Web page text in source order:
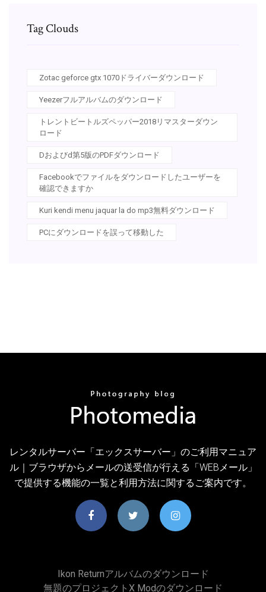
Tag Clouds
Zotac geforce gtx 1070ドライバーダウンロード
Yeezerフルアルバムのダウンロード
トレントビートルズペッパー2018リマスターダウン
ロード
Dおよびd第5版のPDFダウンロード
Facebookでファイルをダウンロードしたユーザーを
確認できますか
Kuri kendi menu jaquar la do mp3無料ダウンロード
PCにダウンロードを誤って移動した
レンタルサーバー「エックスサーバー」のご利用マニュア
ル｜ブラウザからメールの送受信が行える「WEBメール」
で提供する機能の一覧と利用方法に関するご案内です。
Ikon Returnアルバムのダウンロード
無題のプロジェクトx Modのダウンロード